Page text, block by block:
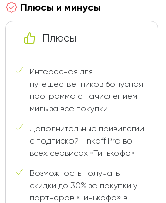
Плюсы и минусы
Плюсы
Интересная для
путешественников бонусная
программа с начислением
миль за все покупки
Дополнительные привилегии
с подпиской Tinkoff Pro во
всех сервисах «Тинькофф»
Возможность получать
скидки до 30% за покупки у
партнеров «Тинькофф» в